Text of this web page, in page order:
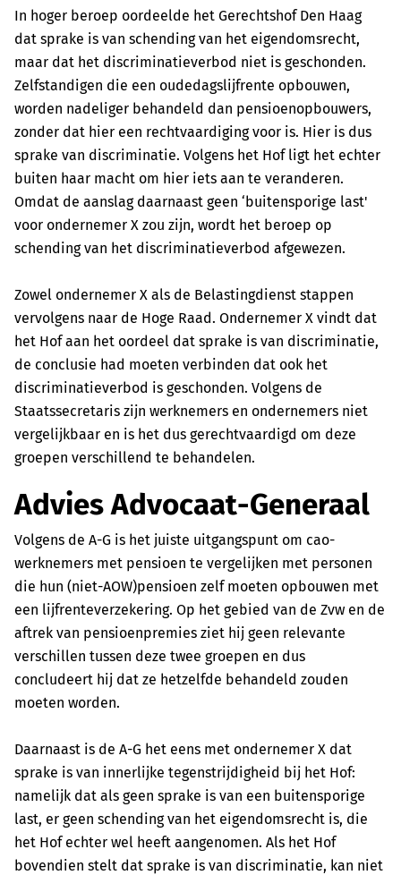
In hoger beroep oordeelde het Gerechtshof Den Haag
dat sprake is van schending van het eigendomsrecht,
maar dat het discriminatieverbod niet is geschonden.
Zelfstandigen die een oudedagslijfrente opbouwen,
worden nadeliger behandeld dan pensioenopbouwers,
zonder dat hier een rechtvaardiging voor is. Hier is dus
sprake van discriminatie. Volgens het Hof ligt het echter
buiten haar macht om hier iets aan te veranderen.
Omdat de aanslag daarnaast geen ‘buitensporige last'
voor ondernemer X zou zijn, wordt het beroep op
schending van het discriminatieverbod afgewezen.
Zowel ondernemer X als de Belastingdienst stappen
vervolgens naar de Hoge Raad. Ondernemer X vindt dat
het Hof aan het oordeel dat sprake is van discriminatie,
de conclusie had moeten verbinden dat ook het
discriminatieverbod is geschonden. Volgens de
Staatssecretaris zijn werknemers en ondernemers niet
vergelijkbaar en is het dus gerechtvaardigd om deze
groepen verschillend te behandelen.
Advies Advocaat-Generaal
Volgens de A-G is het juiste uitgangspunt om cao-
werknemers met pensioen te vergelijken met personen
die hun (niet-AOW)pensioen zelf moeten opbouwen met
een lijfrenteverzekering. Op het gebied van de Zvw en de
aftrek van pensioenpremies ziet hij geen relevante
verschillen tussen deze twee groepen en dus
concludeert hij dat ze hetzelfde behandeld zouden
moeten worden.
Daarnaast is de A-G het eens met ondernemer X dat
sprake is van innerlijke tegenstrijdigheid bij het Hof:
namelijk dat als geen sprake is van een buitensporige
last, er geen schending van het eigendomsrecht is, die
het Hof echter wel heeft aangenomen. Als het Hof
bovendien stelt dat sprake is van discriminatie, kan niet